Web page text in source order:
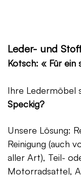
Leder- und
Kotsch: « Für ein
Ihre Ledermöbel
Speckig?
Unsere Lösung:
Reinigung (auch
aller Art), Teil-
Motorradsattel,